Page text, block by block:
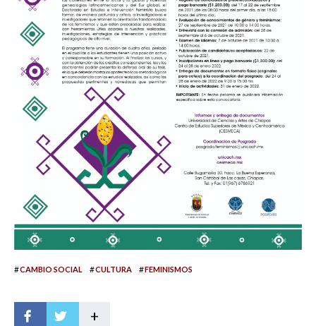
#CAMBIO SOCIAL #CULTURA #FEMINISMOS
+